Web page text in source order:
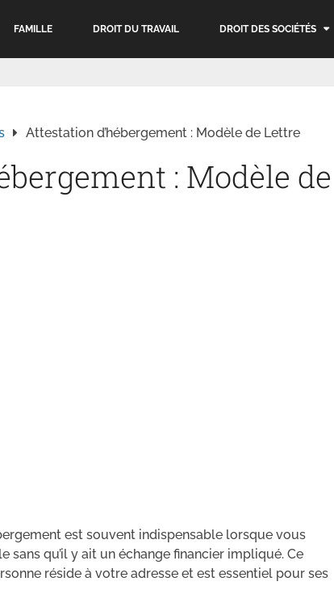
FAMILLE DROIT DU TRAVAIL DROIT DES SOCIÉTÉS
Attestation d’hébergement : Modèle de Lettre
: Modèle de
est souvent indispensable lorsque vous
sans qu’il y ait un échange financier impliqué. Ce
réside à votre adresse et est essentiel pour ses